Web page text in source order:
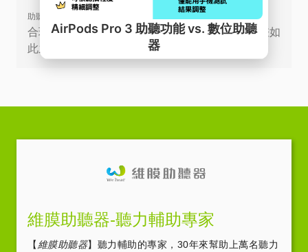
助聽器選擇
合理的助聽器價格是多少？為何助聽器的價格相差如
此之大？
維膜助聽器-聽力輔助專家
【 維膜助聽器】聽力輔助的專家，30年來幫助上萬名聽力